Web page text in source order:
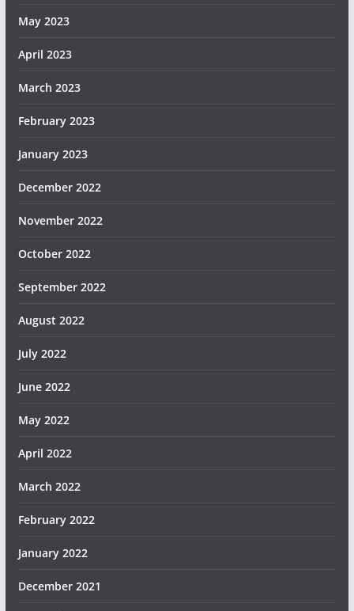
May 2023
April 2023
March 2023
February 2023
January 2023
December 2022
November 2022
October 2022
September 2022
August 2022
July 2022
June 2022
May 2022
April 2022
March 2022
February 2022
January 2022
December 2021